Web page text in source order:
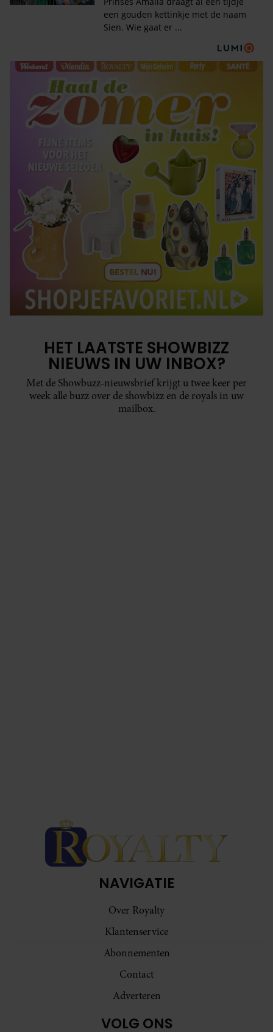
HET LAATSTE SHOWBIZZ
NIEUWS IN UW INBOX?
Met de Showbuzz-nieuwsbrief krijgt u twee keer per
week alle buzz over de showbizz en de royals in uw
mailbox.
NAVIGATIE
Over Royalty
Klantenservice
Abonnementen
Contact
Adverteren
VOLG ONS